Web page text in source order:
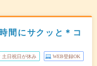
間にサクッと＊コ
土日祝日が休み WEB登録OK